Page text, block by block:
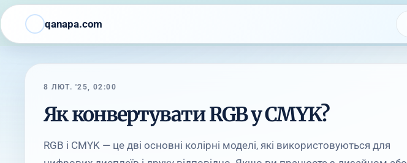
qanapa.com
8 ЛЮТ. '25, 02:00
Як конвертувати RGB у CMYK?
RGB і CMYK — це дві основні колірні моделі, які використовуються для